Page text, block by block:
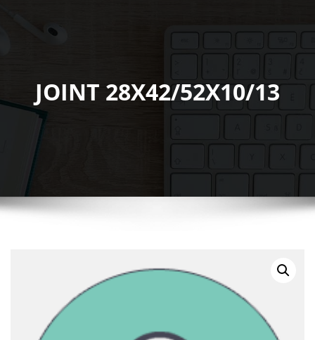
JOINT 28X42/52X10/13